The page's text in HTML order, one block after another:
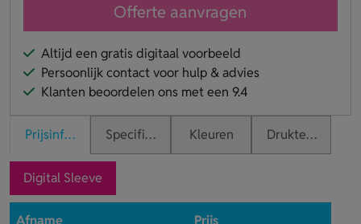
Offerte aanvragen
Altijd een gratis digitaal voorbeeld
Persoonlijk contact voor hulp & advies
Klanten beoordelen ons met een 9.4
PrijsinformatieSpecificaties Kleuren Druktechnieken
Digital Sleeve
Afname Prijs